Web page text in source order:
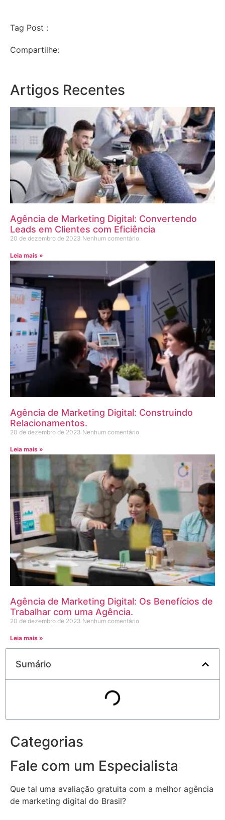
Tag Post :
Compartilhe:
Artigos Recentes
Agência de Marketing Digital: Convertendo
Leads em Clientes com Eficiência
20 de dezembro de 2023 Nenhum comentário
Leia mais »
Agência de Marketing Digital: Construindo
Relacionamentos.
20 de dezembro de 2023 Nenhum comentário
Leia mais »
Agência de Marketing Digital: Os Benefícios de
Trabalhar com uma Agência.
20 de dezembro de 2023 Nenhum comentário
Leia mais »
Sumário
Categorias
Fale com um Especialista
Que tal uma avaliação gratuita com a melhor agência
de marketing digital do Brasil?